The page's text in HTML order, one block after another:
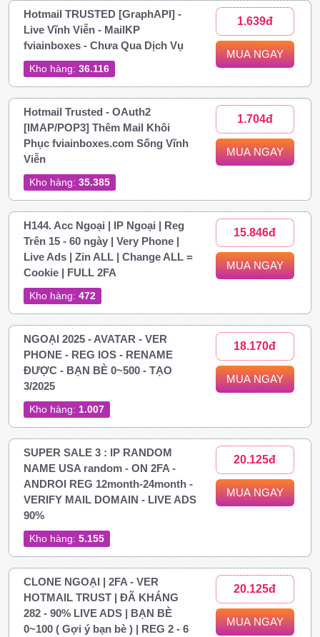
Hotmail TRUSTED [GraphAPI] -
Live Vĩnh Viễn - MailKP
fviainboxes - Chưa Qua Dịch Vụ
Kho hàng: 36.116
1.639đ
MUA NGAY
Hotmail Trusted - OAuth2
[IMAP/POP3] Thêm Mail Khôi
Phục fviainboxes.com Sống Vĩnh
Viễn
Kho hàng: 35.385
1.704đ
MUA NGAY
H144. Acc Ngoại | IP Ngoại | Reg
Trên 15 - 60 ngày | Very Phone |
Live Ads | Zin ALL | Change ALL =
Cookie | FULL 2FA
Kho hàng: 472
15.846đ
MUA NGAY
NGOẠI 2025 - AVATAR - VER
PHONE - REG IOS - RENAME
ĐƯỢC - BẠN BÈ 0~500 - TẠO
3/2025
Kho hàng: 1.007
18.170đ
MUA NGAY
SUPER SALE 3 : IP RANDOM
NAME USA random - ON 2FA -
ANDROI REG 12month-24month -
VERIFY MAIL DOMAIN - LIVE ADS
90%
Kho hàng: 5.155
20.125đ
MUA NGAY
CLONE NGOẠI | 2FA - VER
HOTMAIL TRUST | ĐÃ KHÁNG
282 - 90% LIVE ADS | BẠN BÈ
0~100 ( Gợi ý bạn bè ) | REG 2 - 6
20.125đ
MUA NGAY